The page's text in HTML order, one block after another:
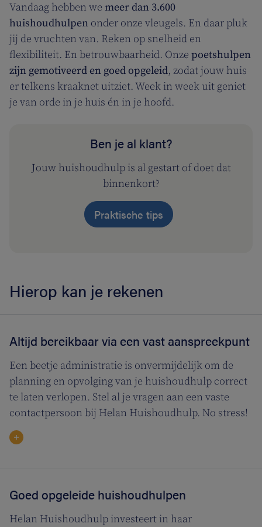
Vandaag hebben we meer dan 3.600
huishoudhulpen onder onze vleugels. En daar pluk
jij de vruchten van. Reken op snelheid en
flexibiliteit. En betrouwbaarheid. Onze poetshulpen
zijn gemotiveerd en goed opgeleid, zodat jouw huis
er telkens kraaknet uitziet. Week in week uit geniet
je van orde in je huis én in je hoofd.
Ben je al klant?
Jouw huishoudhulp is al gestart of doet dat
binnenkort?
Praktische tips
Hierop kan je rekenen
Altijd bereikbaar via een vast aanspreekpunt
Een beetje administratie is onvermijdelijk om de
planning en opvolging van je huishoudhulp correct
te laten verlopen. Stel al je vragen aan een vaste
contactpersoon bij Helan Huishoudhulp. No stress!
Goed opgeleide huishoudhulpen
Helan Huishoudhulp investeert in haar